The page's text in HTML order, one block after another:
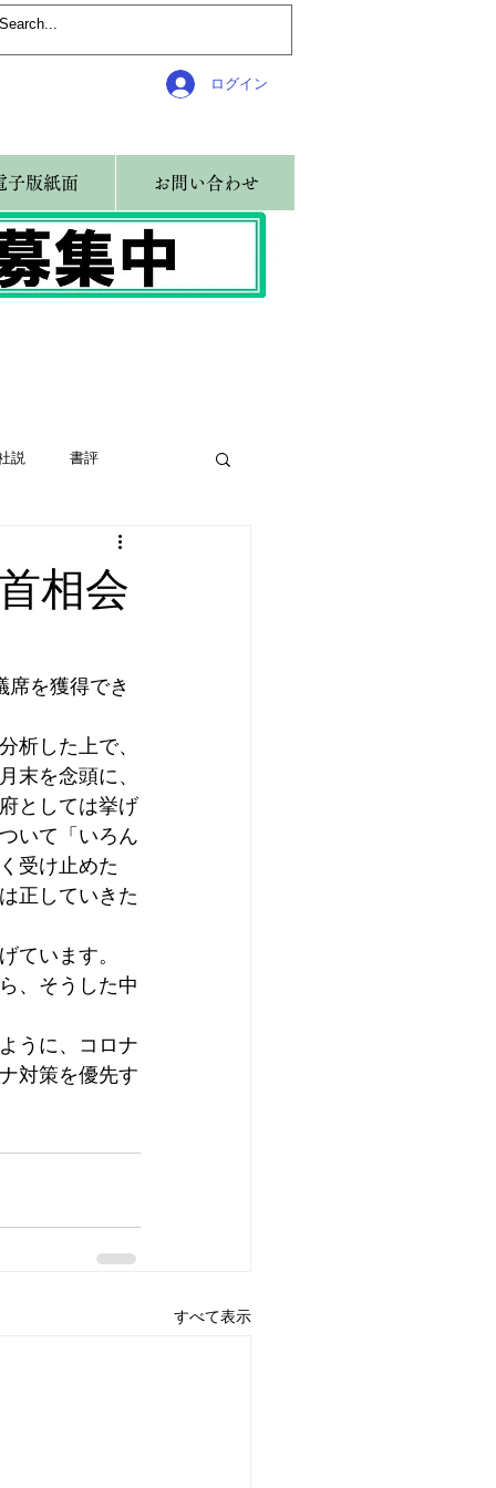
ログイン
子版紙面 お問い合わせ
説 書評
相会
席を獲得でき
析した上で、
末を念頭に、
としては挙げ
いて「いろん
受け止めた
正していきた
ています。
、そうした中
うに、コロナ
対策を優先す
すべて表示